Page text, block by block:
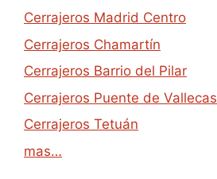
Cerrajeros Madrid Centro
Cerrajeros Chamartín
Cerrajeros Barrio del Pilar
Cerrajeros Puente de Vallecas
Cerrajeros Tetuán
mas…